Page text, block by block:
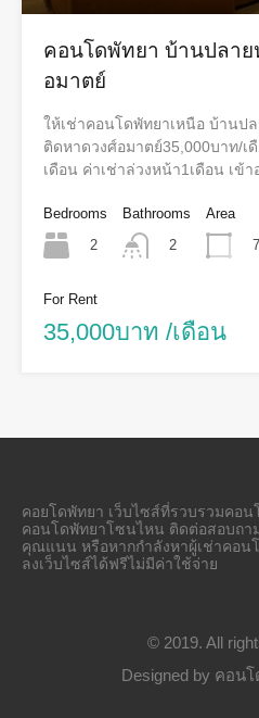
คอนโดพัทยา​ บ้านปลาย
อมาตย์
ให้เช่าคอนโดพัทยา​เหนือ บ้านป
ติดหาดวงศ์อมาตย์35,000บาท/
เดือน​ ค่าเช่า​ล่วงหน้า​1เดือน​ เข้า
Bedrooms
2
Bathrooms
2
Area
For Rent
35,000บาท /เดือน
คอยโดพัทยา เว็บไซส์ที่รวบรวมคอ
คอนโดพัทยาโซนไหน ติดต่อสอบถา
คุณแนน หรือหากกำลังหาผู้เช่าคอน
ลงเว็บไซส์ได้ฟรีไม่มีค่าใช้จ่าย
© 2019. All
Designed by คอนโ